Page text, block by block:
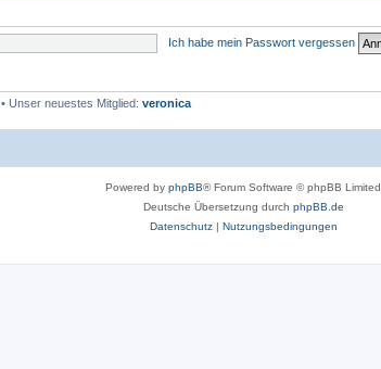
Ich habe mein Passwort vergessen
• Unser neuestes Mitglied: veronica
Powered by phpBB® Forum Software © phpBB Limited
Deutsche Übersetzung durch phpBB.de
Datenschutz| Nutzungsbedingungen